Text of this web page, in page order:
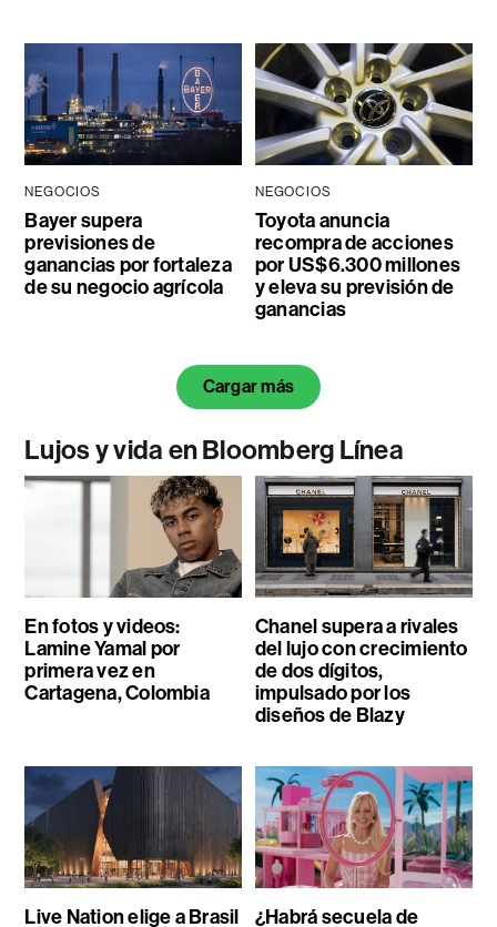
NEGOCIOS
Bayer supera
previsiones de
ganancias por fortaleza
de su negocio agrícola
NEGOCIOS
Toyota anuncia
recompra de acciones
por US$6.300 millones
y eleva su previsión de
ganancias
Cargar más
Lujos y vida en Bloomberg Línea
En fotos y videos:
Lamine Yamal por
primera vez en
Cartagena, Colombia
Chanel supera a rivales
del lujo con crecimiento
de dos dígitos,
impulsado por los
diseños de Blazy
Live Nation elige a Brasil
¿Habrá secuela de